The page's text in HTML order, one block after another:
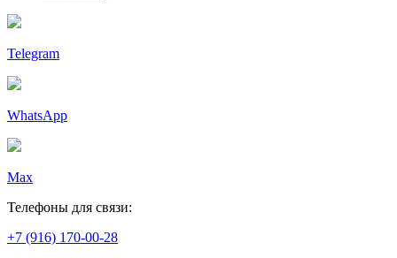
Telegram
WhatsApp
Max
Телефоны для связи:
+7 (916) 170-00-28